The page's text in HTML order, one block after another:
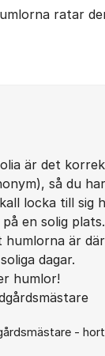
ratar
är det
så du
locka till sig
en solig
humlorna är
dagar.
humlor!
-